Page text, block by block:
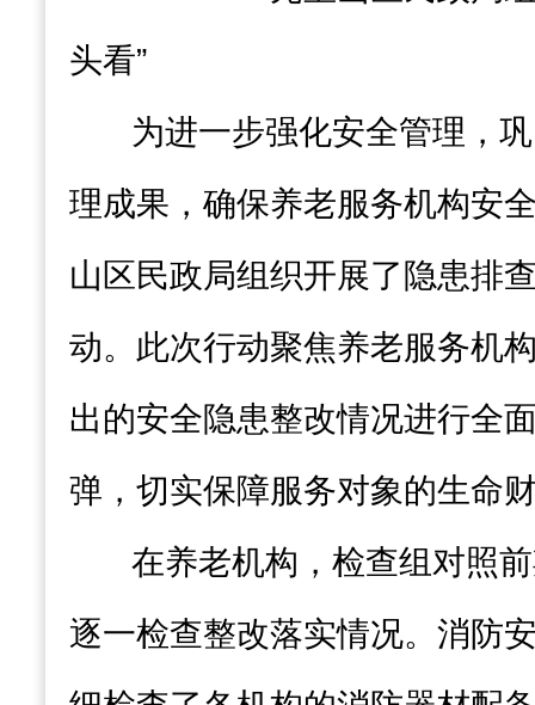
头看”
为进一步强化安全管理，
理成果，确保养老服务机构安
山区民政局组织开展了隐患排
动。此次行动聚焦养老服务机
出的安全隐患整改情况进行全
弹，切实保障服务对象的生命
在养老机构，检查组对照
逐一检查整改落实情况。消防